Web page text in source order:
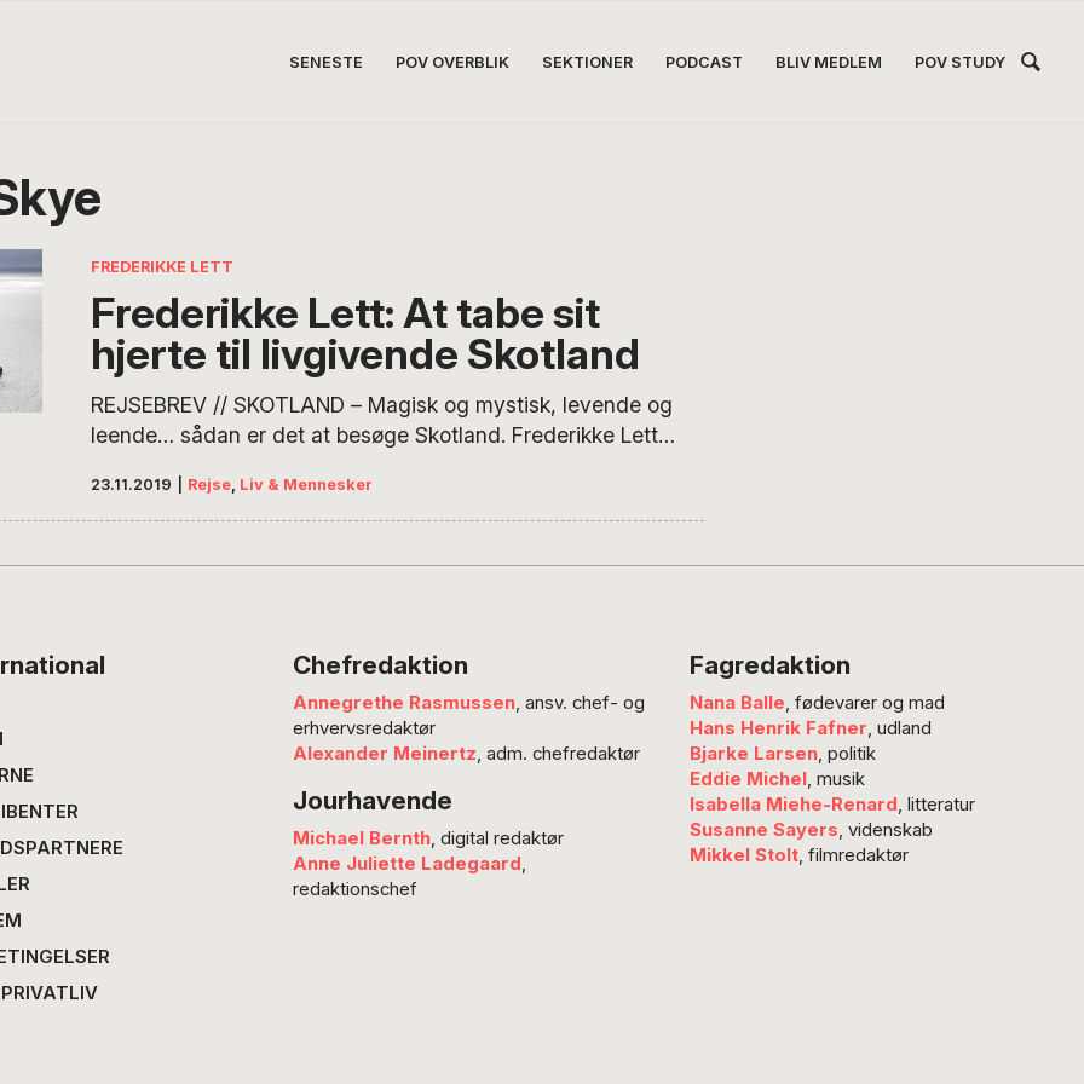
SENESTE POV OVERBLIK SEKTIONER PODCAST BLIV MEDLEM POV STUDY
FREDERIKKE LETT
Frederikke Lett: At tabe sit
hjerte til livgivende Skotland
REJSEBREV // SKOTLAND – Magisk og mystisk, levende og
leende… sådan er det at besøge Skotland. Frederikke Lett
skotternes humor og ikke mindst deres hjælpsomhed overfor
tåbelige turister. Scrolle, scrolle henover folks liv og drømme,
23.11.2019 Rejse, Liv & Mennesker
Chefredaktion
Annegrethe Rasmussen, ansv. chef- og
erhvervsredaktør
Alexander Meinertz, adm. chefredaktør
Jourhavende
Michael Bernth, digital redaktør
Anne Juliette Ladegaard,
redaktionschef
Fagredaktion
Nana Balle, fødevarer og mad
Hans Henrik Fafner, udland
Bjarke Larsen, politik
Eddie Michel, musik
Isabella Miehe-Renard, litteratur
Susanne Sayers, videnskab
Mikkel Stolt, filmredaktør